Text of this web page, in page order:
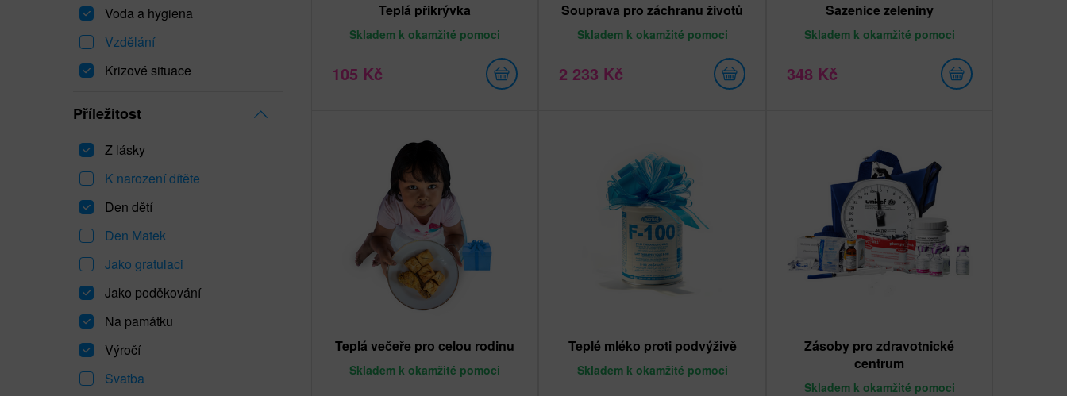
Voda a hygiena
Vzdělání
Krizové situace
Příležitost
Z lásky
K narození dítěte
Den dětí
Den Matek
Jako gratulaci
Jako poděkování
Na památku
Výročí
Svatba
Teplá přikrývka
Skladem k okamžité pomoci
105 Kč
Souprava pro záchranu životů
Skladem k okamžité pomoci
2 233 Kč
Sazenice zeleniny
Skladem k okamžité pomoci
348 Kč
Teplá večeře pro celou rodinu
Skladem k okamžité pomoci
Teplé mléko proti podvýživě
Skladem k okamžité pomoci
Zásoby pro zdravotnické
centrum
Skladem k okamžité pomoci